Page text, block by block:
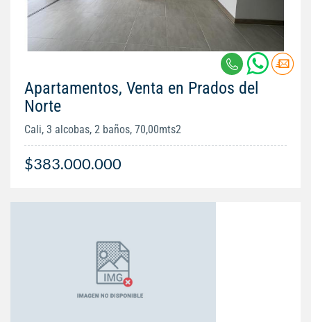
Apartamentos, Venta en Prados del
Norte
Cali, 3 alcobas, 2 baños, 70,00mts2
$383.000.000